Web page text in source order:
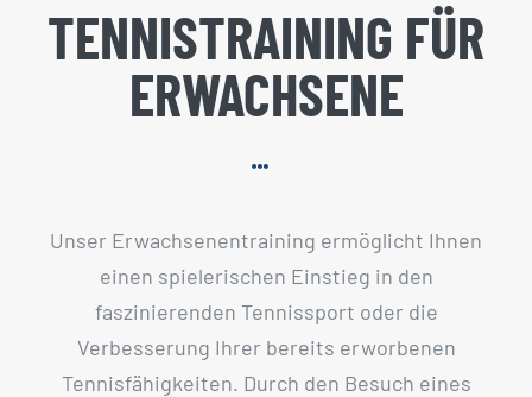
TENNISTRAINING FÜR
ERWACHSENE
Unser Erwachsenentraining ermöglicht Ihnen
einen spielerischen Einstieg in den
faszinierenden Tennissport oder die
Verbesserung Ihrer bereits erworbenen
Tennisfähigkeiten. Durch den Besuch eines